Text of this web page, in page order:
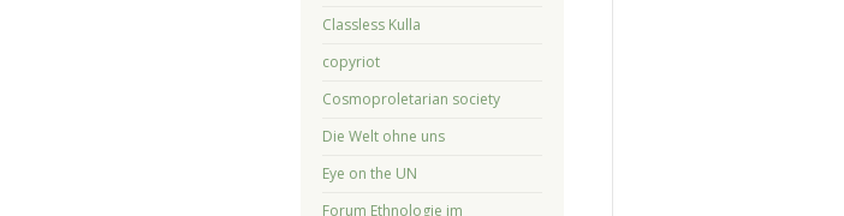
Classless Kulla
copyriot
Cosmoproletarian society
Die Welt ohne uns
Eye on the UN
Forum Ethnologie im